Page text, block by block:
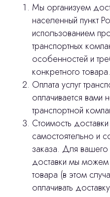
Мы организуем
населенный пункт
использованием
транспортных
особенностей и
конкретного товара.
Оплата услуг
оплачивается вами
транспортной
Стоимость
самостоятельно и
заказа. Для вашего
доставки мы можем
товара (в этом
оплачивать
Остались
оставьте контакты, мы
ответим на все
© 2024 ЛС Дентал Групп
Главная
Продукция
Оплата и доставка
Контакты